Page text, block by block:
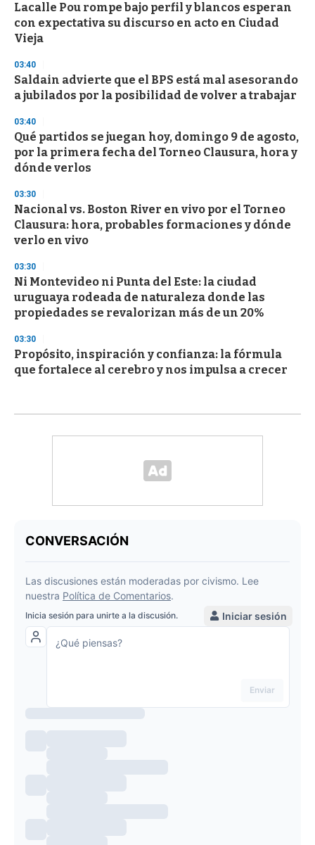
Lacalle Pou rompe bajo perfil y blancos esperan
con expectativa su discurso en acto en Ciudad
Vieja
03:40
Saldain advierte que el BPS está mal asesorando
a jubilados por la posibilidad de volver a trabajar
03:40
Qué partidos se juegan hoy, domingo 9 de agosto,
por la primera fecha del Torneo Clausura, hora y
dónde verlos
03:30
Nacional vs. Boston River en vivo por el Torneo
Clausura: hora, probables formaciones y dónde
verlo en vivo
03:30
Ni Montevideo ni Punta del Este: la ciudad
uruguaya rodeada de naturaleza donde las
propiedades se revalorizan más de un 20%
03:30
Propósito, inspiración y confianza: la fórmula
que fortalece al cerebro y nos impulsa a crecer